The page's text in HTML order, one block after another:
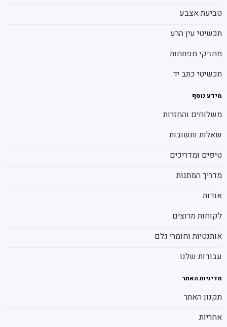
טביעת אצבע
תכשיטי עין הרע
מחזיקי מפתחות
תכשיטי כתב יד
מידע נוסף
משלוחים והחזרות
שאלות ותשובות
טיפים ומדריכים
מדריך המתנות
אודות
לקוחות מרוצים
אותנטיות וחומרי גלם
עבודות שלנו
מדיניות האתר
תקנון האתר
אחריות